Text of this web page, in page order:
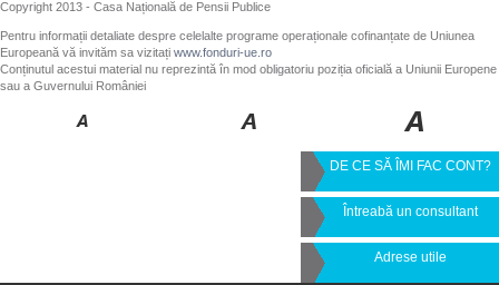
Copyright 2013 - Casa Națională de Pensii Publice
Pentru informații detaliate despre celelalte programe operaționale cofinanțate de Uniunea
Europeană vă invităm sa vizitați www.fonduri-ue.ro
Conținutul acestui material nu reprezintă în mod obligatoriu poziția oficială a Uniunii Europene
sau a Guvernului României
DE CE SĂ ÎMI FAC CONT?
Întreabă un consultant
Adrese utile